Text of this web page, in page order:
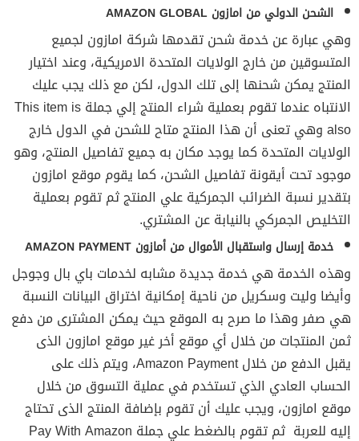
الشحن الدولي من امازون AMAZON GLOBAL
وهي عبارة عن خدمة شحن تقدمها شركة امازون لجميع
المتسوقين من خارج الولايات المتحدة الامريكية، وعند اختيار
المنتج يمكن شحنها إلى تلك الدول، لكن مع ذلك يجب عليك
الانتباه عندما تقوم بعملية شراء المنتج إلي جملة This item is
also وهي تعنى أن هذا المنتج متاح للشحن في الدول خارج
الولايات المتحدة كما يوجد مكان به جميع تفاصيل المنتج، وهو
موجود تحت أيقونة تفاصيل الشحن، كما يقوم موقع امازون
بتقدير نسبة الضرائب الجمركية علي المنتج ثم تقوم بعملية
التخليص الجمركي بالنيابة عن المشتري.
خدمة إرسال واستقبال الأموال من أمازون AMAZON PAYMENT
وهذه الخدمة هي خدمة جديدة مشابه لخدمات باي بال وجوجل
وأيضا وليت وسكريل من ناحية إمكانية اختراق البيانات النسبة
هي صفر وهذا ما صرح به الموقع حيث يمكن المشترى من دفع
ثمن المنتجات من خلال أي موقع أخر غير موقع امازون الذى
يقبل الدفع من خلال Amazon Payment، ويتم ذلك على
الحساب العادي الذي تستخدم في عملية التسوق من خلال
موقع امازون، ويجب عليك أن تقوم بإضافة المنتج الذى تحتاج
إليه للعربة ثم تقوم بالضغط علي جملة Pay With Amazon